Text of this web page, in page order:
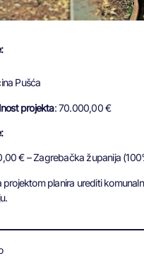
Pušća
projekta: 70.000,00 €
€ – Zagrebačka županija
projektom planira urediti